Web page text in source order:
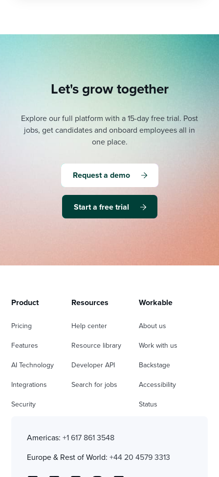
Let's grow together
Explore our full platform with a 15-day free trial. Post
jobs, get candidates and onboard employees all in
one place.
Request a demo
Start a free trial
Product
Pricing
Features
AI Technology
Integrations
Security
Resources
Help center
Resource library
Developer API
Search for jobs
Workable
About us
Work with us
Backstage
Accessibility
Status
Americas: +1 617 861 3548
Europe & Rest of World: +44 20 4579 3313